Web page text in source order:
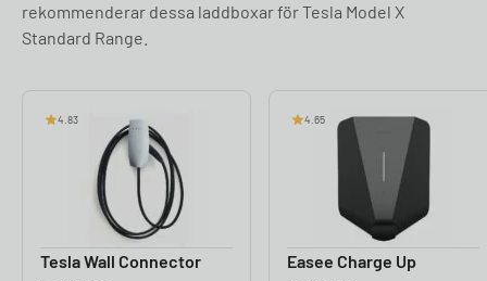
rekommenderar dessa laddboxar för Tesla Model X
Standard Range.
4.83
Tesla Wall Connector
4.65
Easee Charge Up